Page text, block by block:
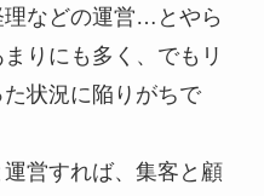
などの運営…とやら
りにも多く、でもリ
状況に陥りがちで
営すれば、集客と顧